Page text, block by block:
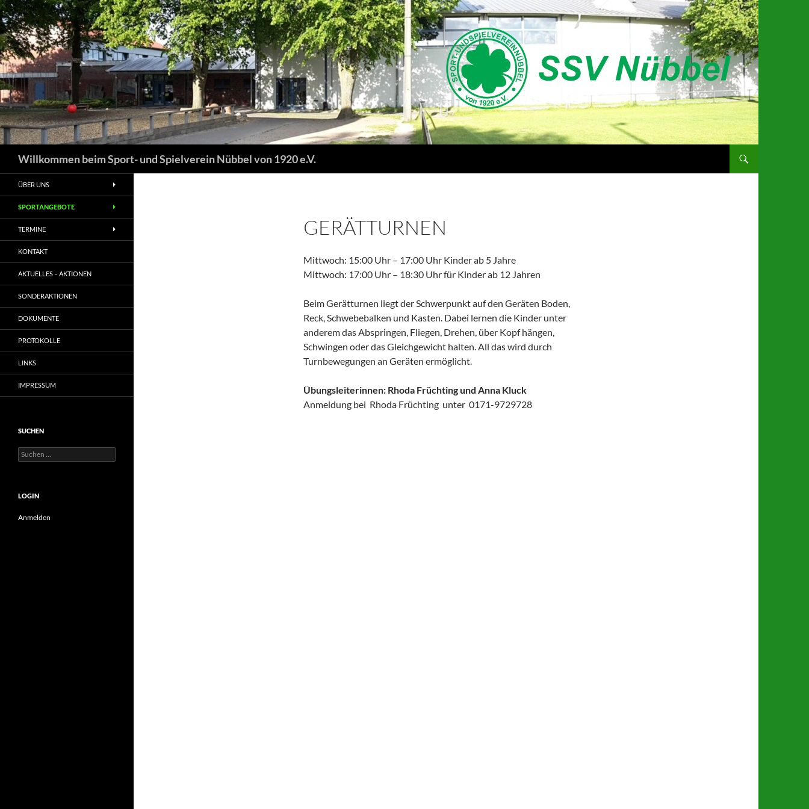
Willkommen beim Sport- und Spielverein Nübbel von 1920 e.V.
GERÄTTURNEN
Mittwoch: 15:00 Uhr – 17:00 Uhr Kinder ab 5 Jahre
Mittwoch: 17:00 Uhr – 18:30 Uhr für Kinder ab 12 Jahren
Beim Gerätturnen liegt der Schwerpunkt auf den Geräten Boden,
Reck, Schwebebalken und Kasten. Dabei lernen die Kinder unter
anderem das Abspringen, Fliegen, Drehen, über Kopf hängen,
Schwingen oder das Gleichgewicht halten. All das wird durch
Turnbewegungen an Geräten ermöglicht.
Übungsleiterinnen: Rhoda Früchting und Anna Kluck
Anmeldung bei Rhoda Früchting unter 0171-9729728
ÜBER UNS
SPORTANGEBOTE
TERMINE
KONTAKT
AKTUELLES – AKTIONEN
SONDERAKTIONEN
DOKUMENTE
PROTOKOLLE
LINKS
IMPRESSUM
SUCHEN
Suchen
nach:
LOGIN
Anmelden